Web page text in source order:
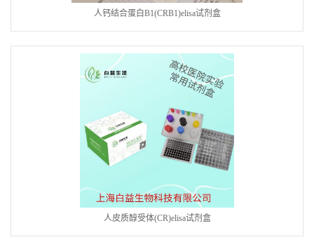
人钙结合蛋白B1(CRB1)elisa试剂盒
人皮质醇受体(CR)elisa试剂盒